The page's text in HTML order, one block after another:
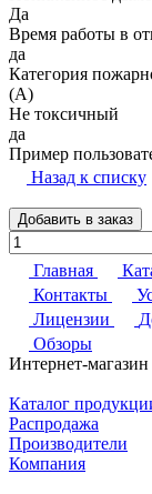
Да
Время работы в
да
Категория
(A)
Не токсичный
да
Пример
Назад к списку
Добавить в заказ
Главная
Контакты
Лицензии
Обзоры
Интернет-магазин
Каталог
Распродажа
Производители
Компания